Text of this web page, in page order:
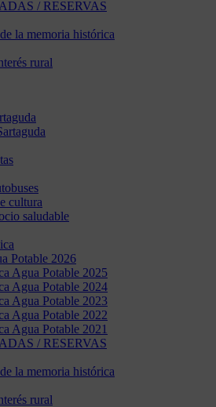
/ RESERVAS
la memoria histórica
rural
cultura
saludable
Potable 2026
Agua Potable 2025
Agua Potable 2024
Agua Potable 2023
Agua Potable 2022
Agua Potable 2021
/ RESERVAS
la memoria histórica
rural